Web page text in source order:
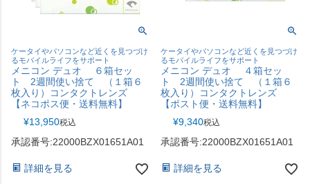
ケータイやパソコンなど近くを見つづけ
るモバイルライフをサポート
メニコン デュオ ６箱セッ
ト 2週間使い捨て （１箱６
枚入り）コンタクトレンズ
【ネコポス便・送料無料】
¥13,950税込
承認番号:22000BZX01651A01
詳細を見る
ケータイやパソコンなど近くを見つづけ
るモバイルライフをサポート
メニコン デュオ ４箱セッ
ト 2週間使い捨て （１箱６
枚入り）コンタクトレンズ
【ポスト便・送料無料】
¥9,340税込
承認番号:22000BZX01651A01
詳細を見る